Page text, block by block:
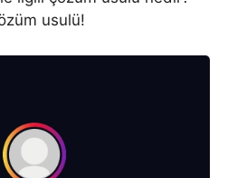
usulü!